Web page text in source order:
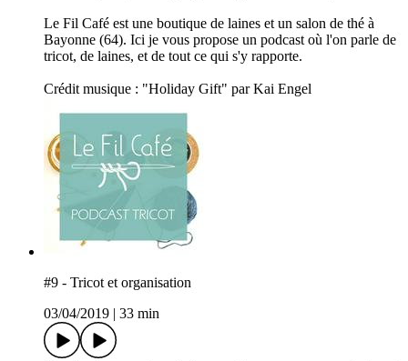
Le Fil Café est une boutique de laines et un salon de thé à
Bayonne (64). Ici je vous propose un podcast où l'on parle de
tricot, de laines, et de tout ce qui s'y rapporte.
Crédit musique : "Holiday Gift" par Kai Engel
#9 - Tricot et organisation
03/04/2019
33 min